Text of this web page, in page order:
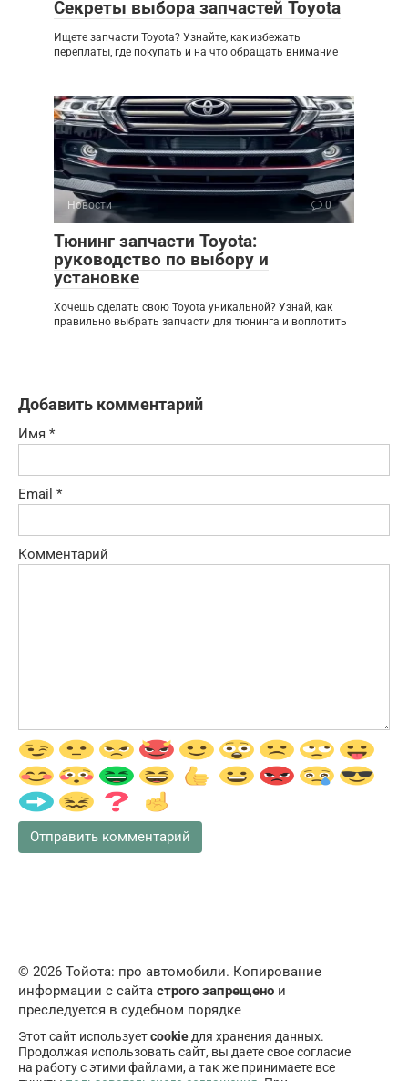
Секреты выбора запчастей Toyota
Ищете запчасти Toyota? Узнайте, как избежать
переплаты, где покупать и на что обращать внимание
Новости 0
Тюнинг запчасти Toyota:
руководство по выбору и
установке
Хочешь сделать свою Toyota уникальной? Узнай, как
правильно выбрать запчасти для тюнинга и воплотить
Добавить комментарий
Имя *
Email *
Комментарий
© 2026 Тойота: про автомобили. Копирование
информации с сайта строго запрещено и
преследуется в судебном порядке
Этот сайт используетcookie для хранения данных.
Продолжая использовать сайт, вы даете свое согласие
на работу с этими файлами, а так же принимаете все